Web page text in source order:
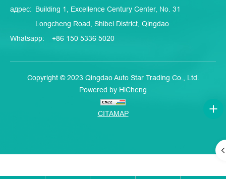
адрес: Building 1, Excellence Century Center, No. 31
Longcheng Road, Shibei District, Qingdao
Whatsapp:
+86 150 5336 5020
Copyright © 2023 Qingdao Auto Star Trading Co., Ltd.
Powered by HiCheng
CITAMAP